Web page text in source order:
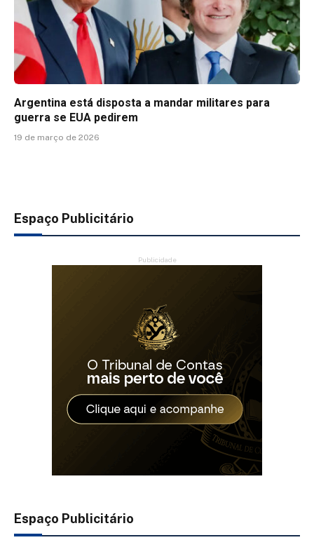
Argentina está disposta a mandar militares para
guerra se EUA pedirem
19 de março de 2026
Espaço Publicitário
Publicidade
Espaço Publicitário